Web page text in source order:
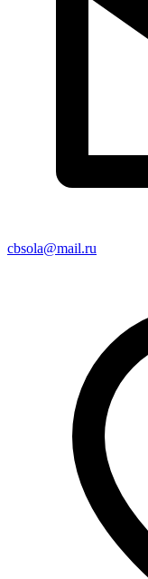
cbsola@mail.ru